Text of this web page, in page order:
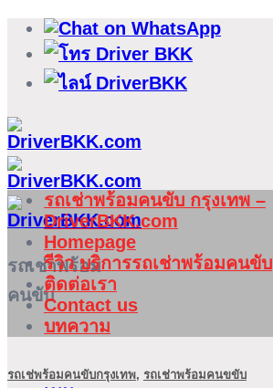
ข้าม
เนื้อหา
รถเช่าพร้อม
คนขับ
รถเช่าพร้อมคนขับ กรุงเทพ –
DriverBKK.com
Homepage
รีวิว บริการรถเช่าพร้อมคนขับ
ติดต่อเรา
Contact us
บทความ
รถเช่พร้อมคนขับกรุงเทพ, รถเช่าพร้อมคนขขับ